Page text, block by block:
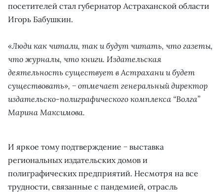
посетителей стал губернатор Астраханской области
Игорь Бабушкин.
«Люди как читали, так и будут читать, что газеты,
что журналы, что книги. Издательская
деятельность существует в Астрахани и будет
существовать», − отмечает генеральный директор
издательско-полиграфического комплекса “Волга”
Марина Максимова.
И яркое тому подтверждение − выставка
региональных издательских домов и
полиграфических предприятий. Несмотря на все
трудности, связанные с пандемией, отрасль